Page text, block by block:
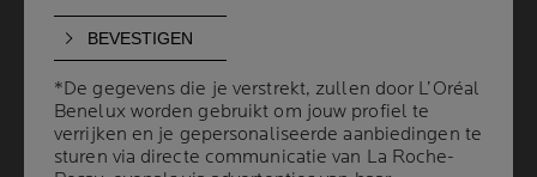
N8
AANBEVOLEN
*De gegevens die je verstrekt, zullen door L’Oréal
Benelux worden gebruikt om jouw profiel te
verrijken en je gepersonaliseerde aanbiedingen te
sturen via directe communicatie van La Roche-
*De gegevens die je verstrekt, zullen door L’Oréal
Benelux worden gebruikt om jouw profiel te
verrijken en je gepersonaliseerde aanbiedingen te
sturen via directe communicatie van La Roche-